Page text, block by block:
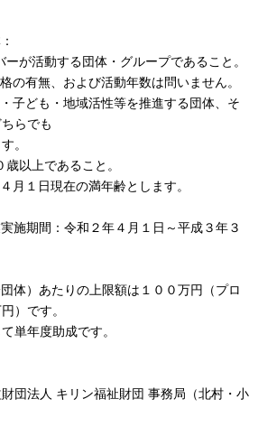
が活動する団体・グループであること。
無、および活動年数は問いません。
も・地域活性等を推進する団体、そ
らでも
。
以上であること。
日現在の満年齢とします。
施期間：令和２年４月１日～平成３年３
体）あたりの上限額は１００万円（プロ
）です。
助成です。
ン福祉財団 事務局（北村・小